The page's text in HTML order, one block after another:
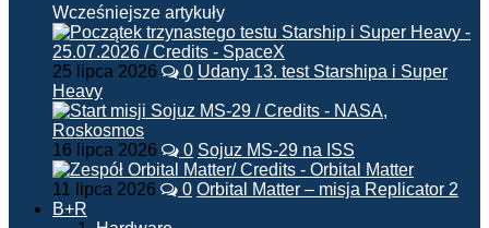
Wcześniejsze artykuły
25 lipca 2026 0 Udany 13. test Starshipa i Super
Heavy
16 lipca 2026 0 Sojuz MS-29 na ISS
11 lipca 2026 0 Orbital Matter – misja Replicator 2
B+R